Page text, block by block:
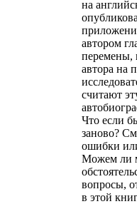
на
автором
перемены,
автора на
считают
Что если
заново?
ошибки
Можем ли
вопросы,
в этой